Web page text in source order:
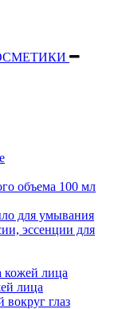
объема 100 мл
для умывания
эссенции для
кожей лица
лица
вокруг глаз